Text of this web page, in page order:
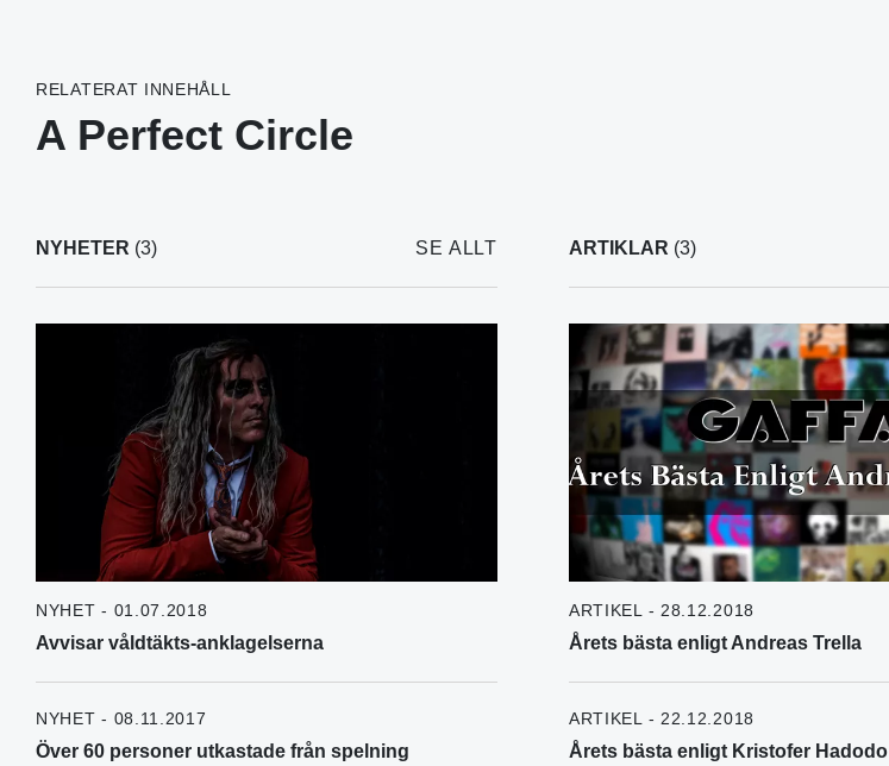
RELATERAT INNEHÅLL
A Perfect Circle
NYHETER (3) SE ALLT
NYHET - 01.07.2018
Avvisar våldtäkts-anklagelserna
NYHET - 08.11.2017
Över 60 personer utkastade från spelning
ARTIKLAR (3)
ARTIKEL - 28.12.2018
Årets bästa enligt Andreas Trella
ARTIKEL - 22.12.2018
Årets bästa enligt Kristofer Hadodo